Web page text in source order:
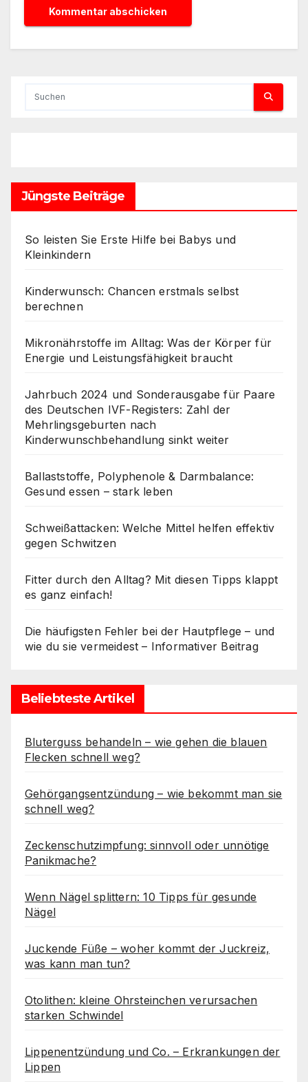
Jüngste Beiträge
So leisten Sie Erste Hilfe bei Babys und
Kleinkindern
Kinderwunsch: Chancen erstmals selbst
berechnen
Mikronährstoffe im Alltag: Was der Körper für
Energie und Leistungsfähigkeit braucht
Jahrbuch 2024 und Sonderausgabe für Paare
des Deutschen IVF-Registers: Zahl der
Mehrlingsgeburten nach
Kinderwunschbehandlung sinkt weiter
Ballaststoffe, Polyphenole & Darmbalance:
Gesund essen – stark leben
Schweißattacken: Welche Mittel helfen effektiv
gegen Schwitzen
Fitter durch den Alltag? Mit diesen Tipps klappt
es ganz einfach!
Die häufigsten Fehler bei der Hautpflege – und
wie du sie vermeidest – Informativer Beitrag
Beliebteste Artikel
Bluterguss behandeln – wie gehen die blauen
Flecken schnell weg?
Gehörgangsentzündung – wie bekommt man sie
schnell weg?
Zeckenschutzimpfung: sinnvoll oder unnötige
Panikmache?
Wenn Nägel splittern: 10 Tipps für gesunde
Nägel
Juckende Füße – woher kommt der Juckreiz,
was kann man tun?
Otolithen: kleine Ohrsteinchen verursachen
starken Schwindel
Lippenentzündung und Co. – Erkrankungen der
Lippen